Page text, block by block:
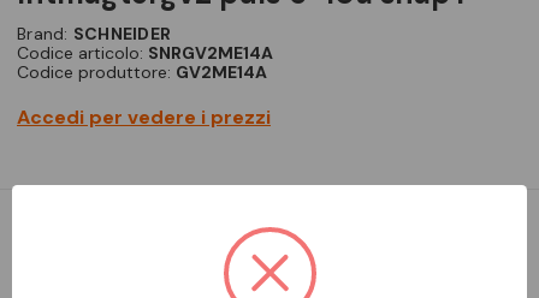
Brand: SCHNEIDER
Codice articolo: SNRGV2ME14A
Codice produttore: GV2ME14A
Accedi per vedere i prezzi
Interruttore magnetotermico TeSys GV, 3 poli (3P), 10 A/690 V,
per applicazioni con motori trifase 3-4 kW 400 V. Fornisce una
protezione termomagnetica con un intervallo di regolazione